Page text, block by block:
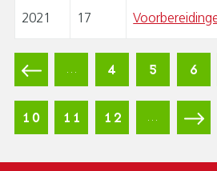
2021 17
G
I
N
R
N
Vorige
pagina
… Pagina
4 Pagina
5 6
Pagina
10 Pagina
11 Pagina
12 …